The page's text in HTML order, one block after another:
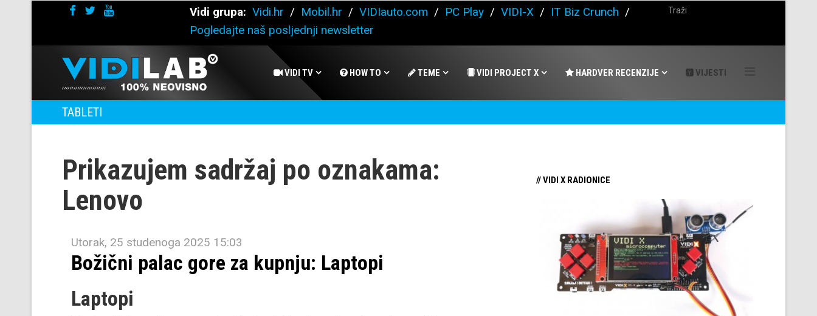
Vidi grupa: Vidi.hr / Mobil.hr / VIDIauto.com / PC Play / VIDI-X / IT Biz Crunch /
Pogledajte naš posljednji newsletter
VIDI TV HOW TO TEME VIDI PROJECT X HARDVER RECENZIJE VIJESTI
TABLETI
Prikazujem sadržaj po oznakama:
Lenovo
Utorak, 25 studenoga 2025 15:03
Božični palac gore za kupnju: Laptopi
Laptopi
// VIDI X RADIONICE